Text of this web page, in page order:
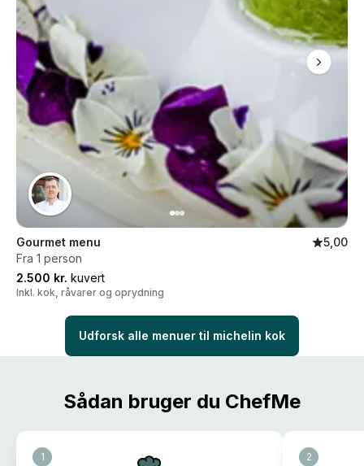
Gourmet menu
5,00
Fra 1 person
2.500 kr. kuvert
Inkl. kok, råvarer og oprydning
Udforsk alle menuer til michelin kok
Sådan bruger du ChefMe
1 2